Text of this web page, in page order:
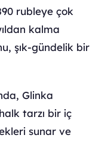
rubleye çok
kalma
şık-gündelik bir
Glinka
tarzı bir iç
sunar ve